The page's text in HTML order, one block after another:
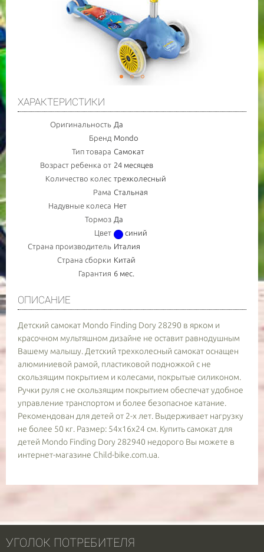
ХАРАКТЕРИСТИКИ
Оригинальность Да
Бренд Mondo
Тип товара Cамокат
Возраст ребенка от 24 месяцев
Количество колес трехколесный
Рама Стальная
Надувные колеса Нет
Тормоз Да
Цвет
синий
Страна производитель Италия
Страна сборки Китай
Гарантия 6 мес.
ОПИСАНИЕ
Детский самокат Mondo Finding Dory 28290 в ярком и
красочном мультяшном дизайне не оставит равнодушным
Вашему малышу. Детский трехколесный самокат оснащен
алюминиевой рамой, пластиковой подножкой с не
скользящим покрытием и колесами, покрытые силиконом.
Ручки руля с не скользящим покрытием обеспечат удобное
управление транспортом и более безопасное катание.
Рекомендован для детей от 2-х лет. Выдерживает нагрузку
не более 50 кг. Размер: 54х16х24 см. Купить самокат для
детей Mondo Finding Dory 282940 недорого Вы можете в
интернет-магазине Child-bike.com.ua.
УГОЛОК ПОТРЕБИТЕЛЯ